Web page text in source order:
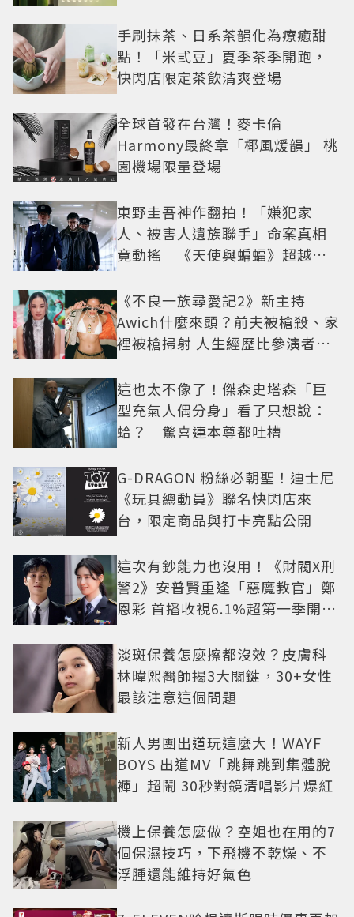
手刷抹茶、日系茶韻化為療癒甜
點！「米弎豆」夏季茶季開跑，
快閃店限定茶飲清爽登場
全球首發在台灣！麥卡倫
Harmony最終章「椰風煖韻」 桃
園機場限量登場
東野圭吾神作翻拍！「嫌犯家
人、被害人遺族聯手」命案真相
竟動搖 《天使與蝙蝠》超越懸
《不良一族尋愛記2》新主持
Awich什麼來頭？前夫被槍殺、家
裡被槍掃射 人生經歷比參演者還
這也太不像了！傑森史塔森「巨
型充氣人偶分身」看了只想說：
蛤？ 驚喜連本尊都吐槽
G-DRAGON 粉絲必朝聖！迪士尼
《玩具總動員》聯名快閃店來
台，限定商品與打卡亮點公開
這次有鈔能力也沒用！《財閥X刑
警2》安普賢重逢「惡魔教官」鄭
恩彩 首播收視6.1%超第一季開紅
淡斑保養怎麼擦都沒效？皮膚科
林暐熙醫師揭3大關鍵，30+女性
最該注意這個問題
新人男團出道玩這麼大！WAYF
BOYS 出道MV「跳舞跳到集體脫
褲」超鬧 30秒對鏡清唱影片爆紅
機上保養怎麼做？空姐也在用的7
個保濕技巧，下飛機不乾燥、不
浮腫還能維持好氣色